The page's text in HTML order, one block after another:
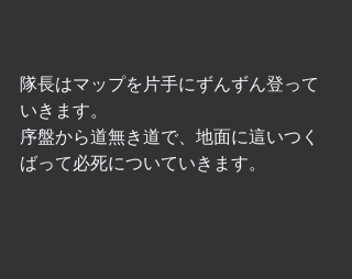
隊長はマップを片手にずんずん登って
いきます。
序盤から道無き道で、地面に這いつく
ばって必死についていきます。